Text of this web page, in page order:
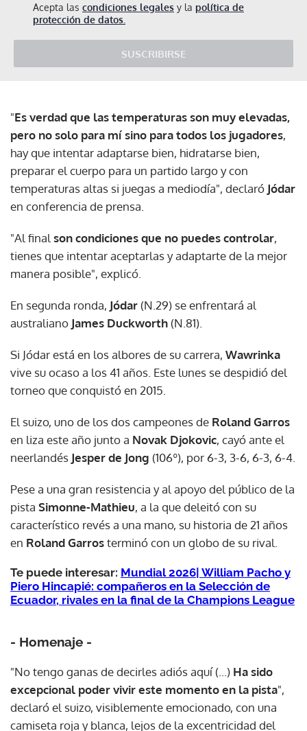
Acepta las condiciones legales y la política de
protección de datos.
SUSCRIBIRSE
"Es verdad que las temperaturas son muy elevadas,
pero no solo para mí sino para todos los jugadores,
hay que intentar adaptarse bien, hidratarse bien,
preparar el cuerpo para un partido largo y con
temperaturas altas si juegas a mediodía", declaró Jódar
en conferencia de prensa.
"Al final son condiciones que no puedes controlar,
tienes que intentar aceptarlas y adaptarte de la mejor
manera posible", explicó.
En segunda ronda, Jódar (N.29) se enfrentará al
australiano James Duckworth (N.81).
Si Jódar está en los albores de su carrera, Wawrinka
vive su ocaso a los 41 años. Este lunes se despidió del
torneo que conquistó en 2015.
El suizo, uno de los dos campeones de Roland Garros
en liza este año junto a Novak Djokovic, cayó ante el
neerlandés Jesper de Jong (106º), por 6-3, 3-6, 6-3, 6-4.
Pese a una gran resistencia y al apoyo del público de la
pista Simonne-Mathieu, a la que deleitó con su
característico revés a una mano, su historia de 21 años
en Roland Garrosterminó con un globo de su rival.
Te puede interesar: Mundial 2026| William Pacho y
Piero Hincapié: compañeros en la Selección de
Ecuador, rivales en la final de la Champions League
- Homenaje -
"No tengo ganas de decirles adiós aquí (...) Ha sido
excepcional poder vivir este momento en la pista",
declaró el suizo, visiblemente emocionado, con una
camiseta roja y blanca, lejos de la excentricidad del